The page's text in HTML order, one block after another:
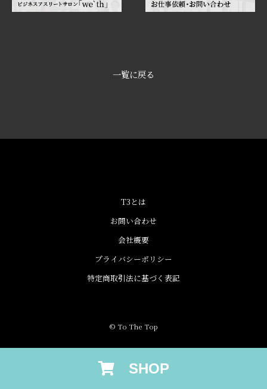
一覧に戻る
T3とは
お問い合わせ
会社概要
プライバシーポリシー
特定商取引法に基づく表記
© To The Top
SHOP